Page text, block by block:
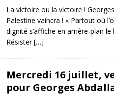
La victoire ou la victoire !
Palestine vaincra ! « Partout où
dignité s’affiche en arrière-plan
Résister[…]
Mercredi 16 juillet,
pour Georges